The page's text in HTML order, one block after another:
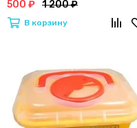
500 ₽ 1 200 ₽
В корзину